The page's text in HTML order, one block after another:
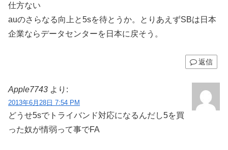
仕方ない
auのさらなる向上と5sを待とうか。とりあえずSBは日本
企業ならデータセンターを日本に戻そう。
返信
Apple7743 より:
2013年6月28日 7:54 PM
どうせ5sでトライバンド対応になるんだし5を買
った奴が情弱って事でFA